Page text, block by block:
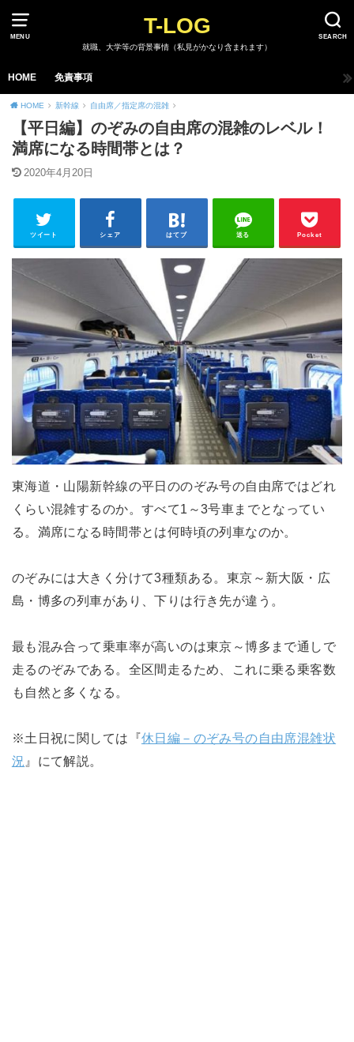
MENU SEARCH
T-LOG
就職、大学等の背景事情（私見がかなり含まれます）
HOME 免責事項
HOME 新幹線 自由席／指定席の混雑
【平日編】のぞみの自由席の混雑のレベル！
満席になる時間帯とは？
2020年4月20日
ツイート シェア はてブ 送る Pocket
東海道・山陽新幹線の平日ののぞみ号の自由席ではどれ
くらい混雑するのか。すべて1～3号車までとなってい
る。満席になる時間帯とは何時頃の列車なのか。
のぞみには大きく分けて3種類ある。東京～新大阪・広
島・博多の列車があり、下りは行き先が違う。
最も混み合って乗車率が高いのは東京～博多まで通しで
走るのぞみである。全区間走るため、これに乗る乗客数
も自然と多くなる。
※土日祝に関しては『休日編－のぞみ号の自由席混雑状
況 』にて解説。